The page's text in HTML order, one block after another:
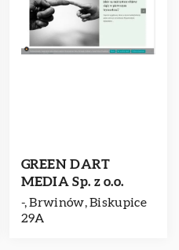
GREEN DART
MEDIA Sp. z o.o.
-, Brwinów, Biskupice
29A